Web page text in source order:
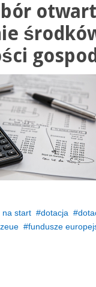
na start dotacja
fundusze